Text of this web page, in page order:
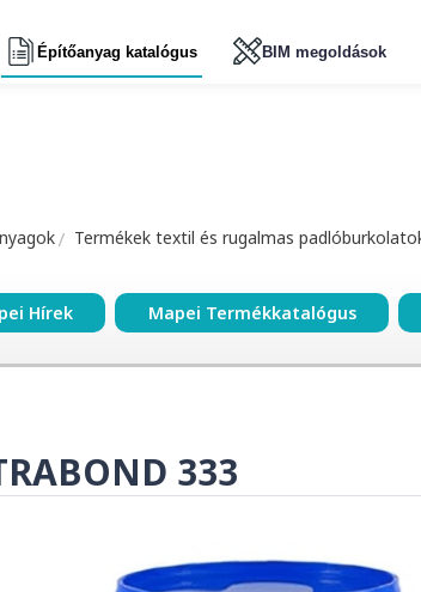
Építőanyag katalógus BIM megoldások
Termékek textil és rugalmas
Hírek Mapei Termékkatalógus
333